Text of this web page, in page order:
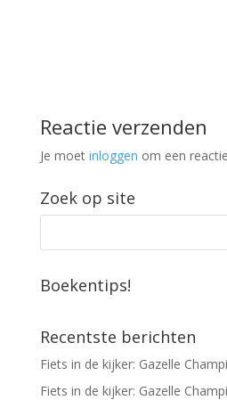
Reactie verzenden
Je moet inloggen om een
Zoek op site
Boekentips!
Recentste berichten
Fiets in de kijker: Gazelle
Fiets in de kijker: Gazelle